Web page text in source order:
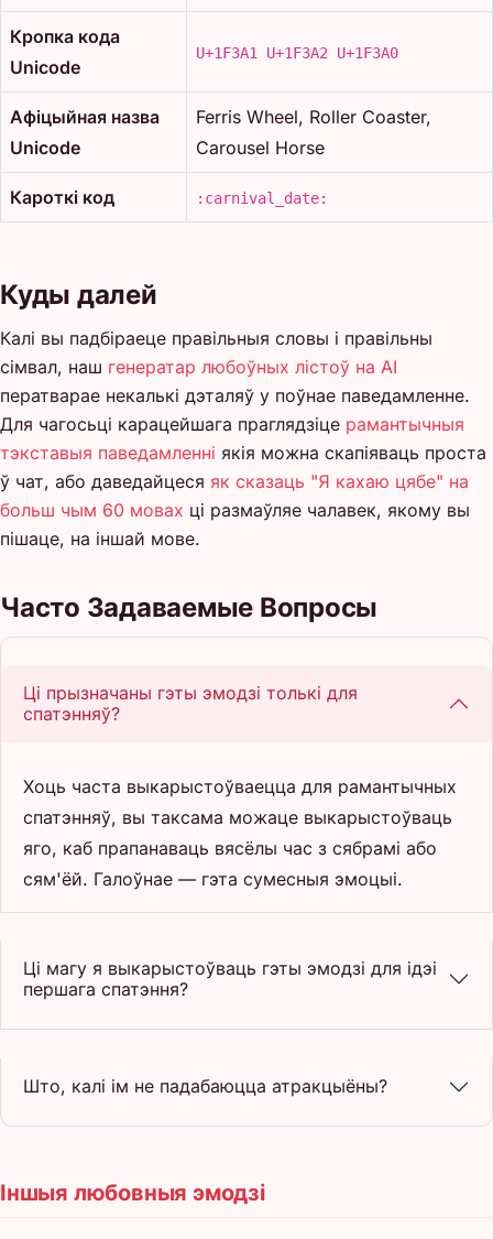
Кропка кода
Unicode
U+1F3A1 U+1F3A2 U+1F3A0
Афіцыйная назва
Unicode
Ferris Wheel, Roller Coaster,
Carousel Horse
Кароткі код :carnival_date:
Куды далей
Калі вы падбіраеце правільныя словы і правільны
сімвал, наш генератар любоўных лістоў на AI
ператварае некалькі дэталяў у поўнае паведамленне.
Для чагосьці карацейшага праглядзіце рамантычныя
тэкставыя паведамленні якія можна скапіяваць проста
ў чат, або даведайцеся як сказаць "Я кахаю цябе" на
больш чым 60 мовах ці размаўляе чалавек, якому вы
пішаце, на іншай мове.
Часто Задаваемые Вопросы
Ці прызначаны гэты эмодзі толькі для
спатэнняў?
Хоць часта выкарыстоўваецца для рамантычных
спатэнняў, вы таксама можаце выкарыстоўваць
яго, каб прапанаваць вясёлы час з сябрамі або
сям'ёй. Галоўнае — гэта сумесныя эмоцыі.
Ці магу я выкарыстоўваць гэты эмодзі для ідэі
першага спатэння?
Што, калі ім не падабаюцца атракцыёны?
Іншыя любовныя эмодзі